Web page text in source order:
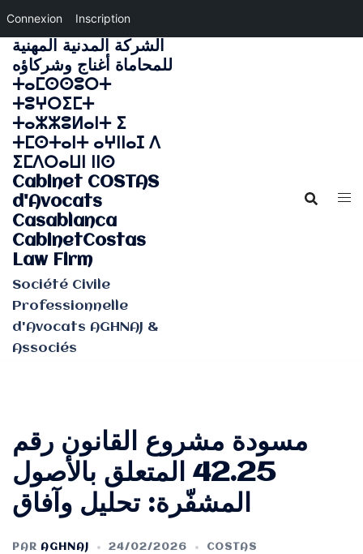
Connexion Inscription
Aller
au
contenu
الشركة المدنية المهنية
للمحاماة أغناج وشركاؤه
ⵜⴰⵎⵙⵙⵓⵔⵜ
ⵜⵓⵖⵔⵉⵎⵜ
ⵜⴰⵣⵣⵓⵍⴰⵏⵜ ⵉ
ⵜⵎⵙⵜⴰⵏⵜ ⴰⵖⵏⵏⴰⵊ ⴷ
ⵉⵎⴷⵔⴰⵡⵏ ⵏⵏⵙ
Cabinet COSTAS
d'Avocats
Casablanca
CabinetCostas
Law Firm
Société Civile
Professionnelle
d'Avocats AGHNAJ &
Associés
مسودة مشروع القانون رقم
42.25 المتعلق بالأصول
المشفّرة: تحليل وآفاق
PAR AGHNAJ 24/02/2026 COSTAS